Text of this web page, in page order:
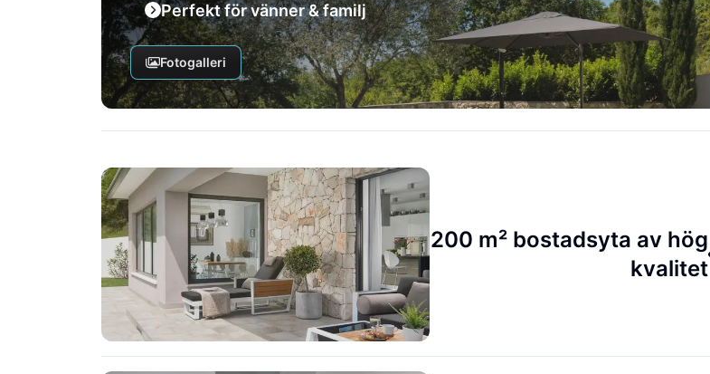
Perfekt för vänner & familj
Fotogalleri
200 m² bostadsyta av hög
kvalitet